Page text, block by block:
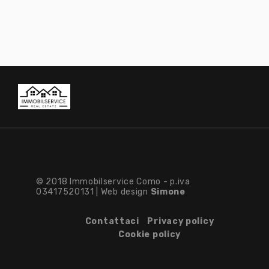
© 2018 Immobilservice Como - p.iva
03417520131 | Web design Simone
Contattaci
Privacy policy
Cookie policy